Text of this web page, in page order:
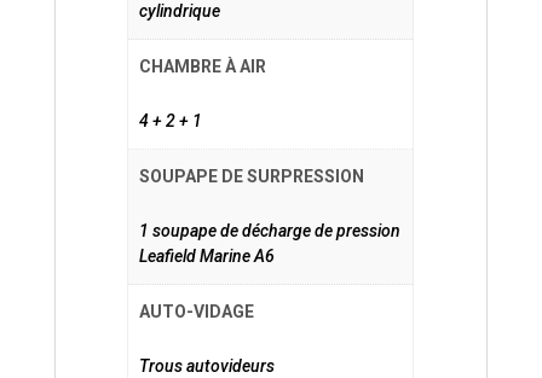
cylindrique
CHAMBRE À AIR
4 + 2 + 1
SOUPAPE DE SURPRESSION
1 soupape de décharge de pression
Leafield Marine A6
AUTO-VIDAGE
Trous autovideurs